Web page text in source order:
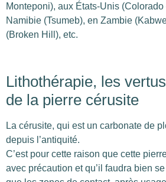
Monteponi), aux États-Unis
Namibie (Tsumeb), en Zambie
(Broken Hill), etc.
Lithothérapie, les
de la pierre cérusite
La cérusite, qui est un carbonate de
depuis l’antiquité.
C’est pour cette raison que cette
avec précaution et qu’il faudra bien